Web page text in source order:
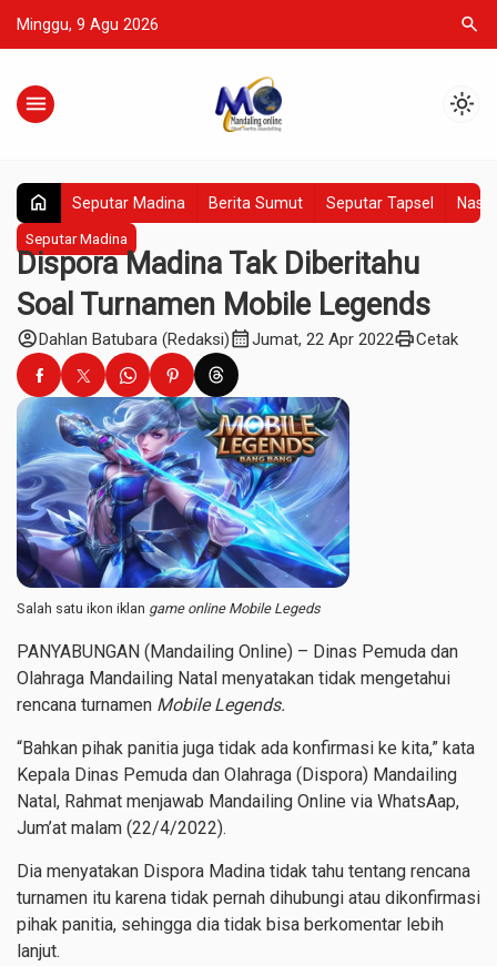
Minggu, 9 Agu 2026 search
menu light_mode
home Seputar Madina Berita Sumut Seputar Tapsel
Seputar Madina
Dispora Madina Tak Diberitahu
Soal Turnamen Mobile Legends
account_circleDahlan Batubara (Redaksi)calendar_monthJumat, 22 Apr 2022printCetak
Salah satu ikon iklan game online Mobile Legeds
PANYABUNGAN (Mandailing Online) – Dinas Pemuda dan
Olahraga Mandailing Natal menyatakan tidak mengetahui
rencana turnamen Mobile Legends.
“Bahkan pihak panitia juga tidak ada konfirmasi ke kita,” kata
Kepala Dinas Pemuda dan Olahraga (Dispora) Mandailing
Natal, Rahmat menjawab Mandailing Online via WhatsAap,
Jum’at malam (22/4/2022).
Dia menyatakan Dispora Madina tidak tahu tentang rencana
turnamen itu karena tidak pernah dihubungi atau dikonfirmasi
pihak panitia, sehingga dia tidak bisa berkomentar lebih
lanjut.